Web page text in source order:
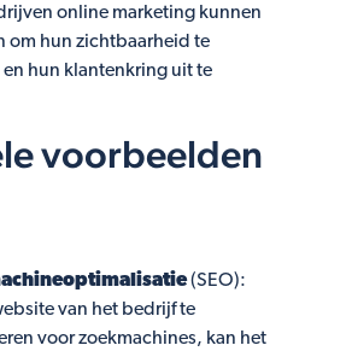
online marketing kunnen
om hun zichtbaarheid te
hun klantenkring uit te
voorbeelden
(SEO):
van het bedrijf te
voor zoekmachines, kan het